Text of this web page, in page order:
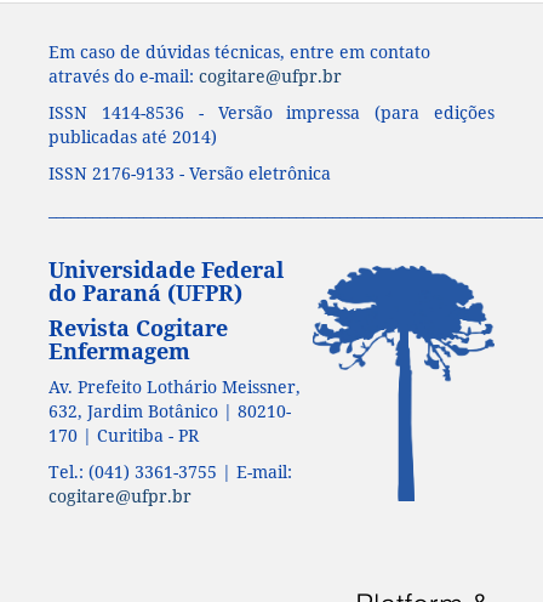
Em caso de dúvidas técnicas, entre em contato
através do e-mail: cogitare@ufpr.br
ISSN 1414-8536 - Versão impressa (para edições
publicadas até 2014)
ISSN 2176-9133 - Versão eletrônica
Universidade Federal
do Paraná (UFPR)
Revista Cogitare
Enfermagem
Av. Prefeito Lothário Meissner,
632, Jardim Botânico | 80210-
170 | Curitiba - PR
Tel.: (041) 3361-3755 | E-mail:
cogitare@ufpr.br